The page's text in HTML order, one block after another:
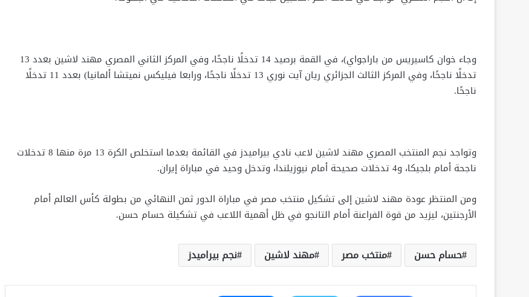
وجاء خوان كاسيريس من باراجواي)، في القمة برصيد 14 تدخلًا ناجحًا، وفي المركز الثاني المصري مهند لاشين بعدد 13
تدخلًا ناجحًا، وفي المركز الثالث الجزائري ريان آيت نوري 13 تدخلًا ناجحًا، ورابعا فيليكس نميتشا ألمانيا) بعدد 11 تدخلًا
ناجحًا.
وتواجد نجم المنتخب المصري مهند لاشين لاعب نادي بيراميدز في القائمة بعدما استخلص الكرة 13 مرة منها 8 تدخلات
ناجحة أمام بلجيكا، و4 تدخلات صحيحة أمام نيوزيلندا، وتدخل وحيد في مباراة إيران.
ومن المنتظر عودة مهند لاشين إلى تشكيل منتخب مصر في مباراة الدور ثمن النهائي من بطولة كأس العالم أمام
الأرجنتين، ليزيد من قوة الفراعنة أمام التانجو في ظل أهمية اللاعب في تشكيلة حسام حسن.
حسام حسن منتخب مصر مهند لاشين نجم بيراميدز